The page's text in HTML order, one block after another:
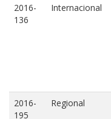
2016-
136
Internacional
2016-
195
Regional